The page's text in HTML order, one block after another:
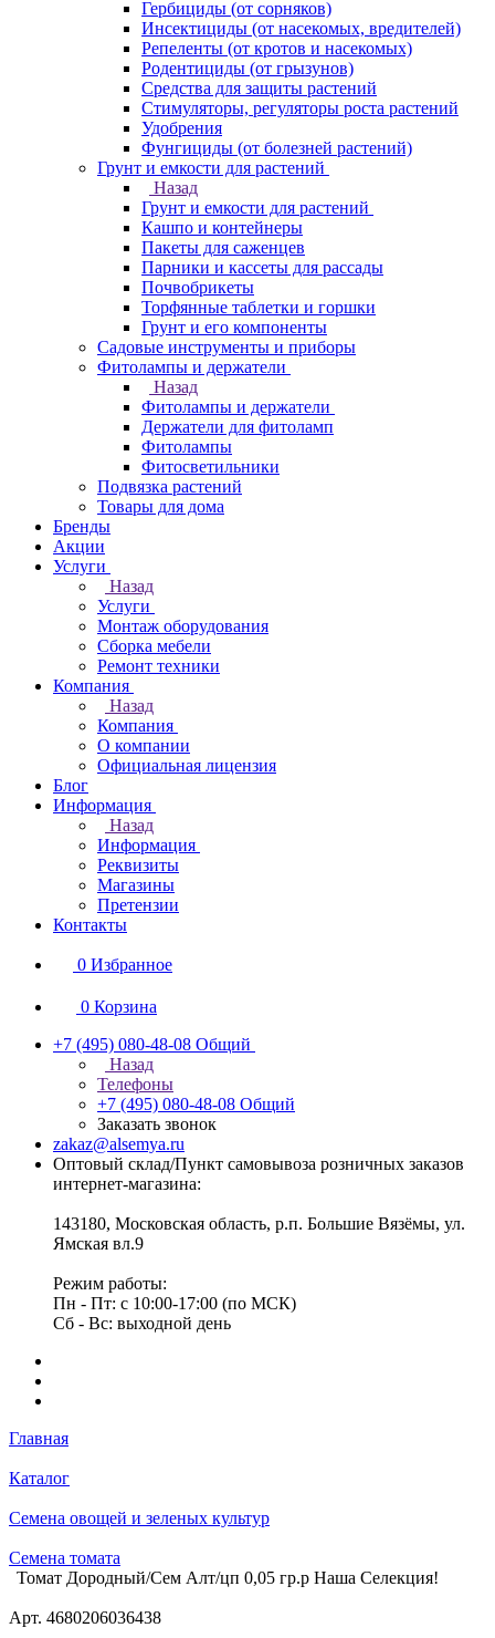
Гербициды (от сорняков)
Инсектициды (от насекомых, вредителей)
Репеленты (от кротов и насекомых)
Родентициды (от грызунов)
Средства для защиты растений
Стимуляторы, регуляторы роста растений
Удобрения
Фунгициды (от болезней растений)
Грунт и емкости для растений
Назад
Грунт и емкости для растений
Кашпо и контейнеры
Пакеты для саженцев
Парники и кассеты для рассады
Почвобрикеты
Торфянные таблетки и горшки
Грунт и его компоненты
Садовые инструменты и приборы
Фитолампы и держатели
Назад
Фитолампы и держатели
Держатели для фитоламп
Фитолампы
Фитосветильники
Подвязка растений
Товары для дома
Бренды
Акции
Услуги
Назад
Услуги
Монтаж оборудования
Сборка мебели
Ремонт техники
Компания
Назад
Компания
О компании
Официальная лицензия
Блог
Информация
Назад
Информация
Реквизиты
Магазины
Претензии
Контакты
0 Избранное
0 Корзина
+7 (495) 080-48-08 Общий
Назад
Телефоны
+7 (495) 080-48-08 Общий
Заказать звонок
zakaz@alsemya.ru
Оптовый склад/Пункт самовывоза розничных заказов
интернет-магазина:
143180, Московская область, р.п. Большие Вязёмы, ул.
Ямская вл.9
Режим работы:
Пн - Пт: с 10:00-17:00 (по МСК)
Сб - Вс: выходной день
Главная
Каталог
Семена овощей и зеленых культур
Семена томата
Томат Дородный/Сем Алт/цп 0,05 гр.р Наша Селекция!
Арт. 4680206036438